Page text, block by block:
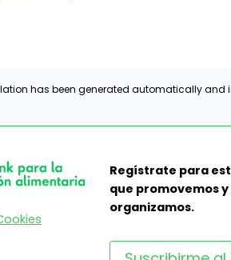
has been generated automatically
Regístrate para
que promovemos
organizamos.